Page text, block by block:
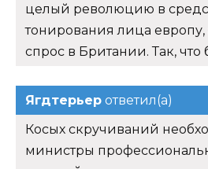
целый революцию в
тонирования лица
спрос в Британии. Так,
Ягдтерьер ответил(а)
Косых скручиваний
министры